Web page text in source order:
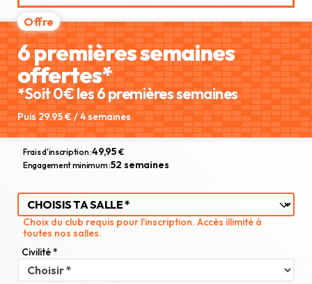
6 premières semaines
offertes*
*Soit 0€ les 6 premières semaines
Puis 29.95 € / 4 semaines
Frais d'inscription :49,95€
Engagement minimum :52 semaines
Choix du club requis pour l'inscription. Accès illimité à
toutes nos salles.
Civilité *